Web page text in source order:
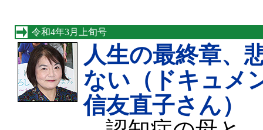
令和4年3月上旬号
人生の最終章、
ない（ドキュメ
信友直子さん）